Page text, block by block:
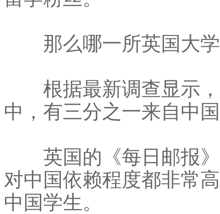
那么哪一所英国大学
根据最新调查显示，
中，有三分之一来自中
英国的《每日邮报》
对中国依赖程度都非常
中国学生。